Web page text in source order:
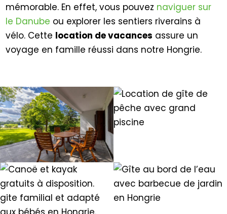
mémorable. En effet, vous pouvez naviguer sur
le Danube ou explorer les sentiers riverains à
vélo. Cette location de vacances assure un
voyage en famille réussi dans notre Hongrie.